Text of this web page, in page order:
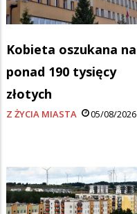
Kobieta oszukana na
ponad 190 tysięcy
złotych
Z ŻYCIA MIASTA 05/08/2026